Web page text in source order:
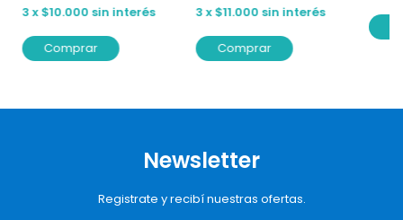
3 x$10.000 sin interés
Comprar
3x$11.000 sin interés
Comprar
Newsletter
Registrate y recibí nuestras ofertas.